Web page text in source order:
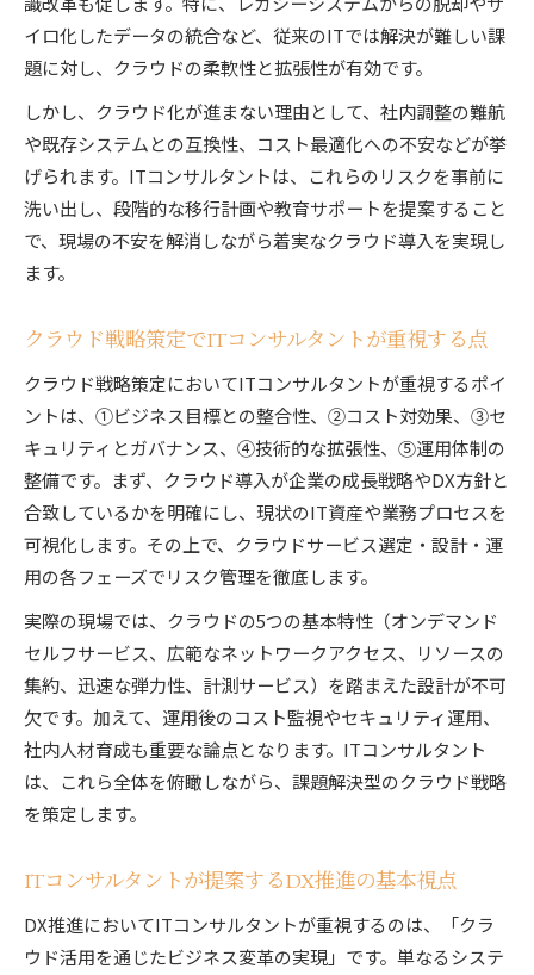
業務最適化のためのクラウド選定とITコンサル
タント
業務改善を支えるクラウド導入の秘訣
ITコンサルタントが伝えるクラウド導入の工夫
点
業務改善に直結するクラウド戦略の運用術
ITコンサルタント流クラウド導入成功の秘訣
クラウド戦略と業務改革を両立するポイント
イロ化したデータの統合など、従来のITでは解決が難しい課
題に対し、クラウドの柔軟性と拡張性が有効です。
しかし、クラウド化が進まない理由として、社内調整の難航
や既存システムとの互換性、コスト最適化への不安などが挙
げられます。ITコンサルタントは、これらのリスクを事前に
洗い出し、段階的な移行計画や教育サポートを提案すること
で、現場の不安を解消しながら着実なクラウド導入を実現し
ます。
クラウド戦略策定でITコンサルタントが重視する点
クラウド戦略策定においてITコンサルタントが重視するポイ
ントは、①ビジネス目標との整合性、②コスト対効果、③セ
キュリティとガバナンス、④技術的な拡張性、⑤運用体制の
整備です。まず、クラウド導入が企業の成長戦略やDX方針と
合致しているかを明確にし、現状のIT資産や業務プロセスを
可視化します。その上で、クラウドサービス選定・設計・運
用の各フェーズでリスク管理を徹底します。
実際の現場では、クラウドの5つの基本特性（オンデマンド
セルフサービス、広範なネットワークアクセス、リソースの
集約、迅速な弾力性、計測サービス）を踏まえた設計が不可
欠です。加えて、運用後のコスト監視やセキュリティ運用、
社内人材育成も重要な論点となります。ITコンサルタント
は、これら全体を俯瞰しながら、課題解決型のクラウド戦略
を策定します。
ITコンサルタントが提案するDX推進の基本視点
DX推進においてITコンサルタントが重視するのは、「クラ
ウド活用を通じたビジネス変革の実現」です。単なるシステ